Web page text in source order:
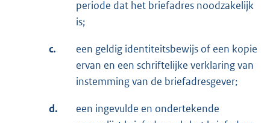
periode dat het briefadres noodzakelijk
is;
c.
een geldig identiteitsbewijs of een kopie
ervan en een schriftelijke verklaring van
instemming van de briefadresgever;
d.
een ingevulde en ondertekende